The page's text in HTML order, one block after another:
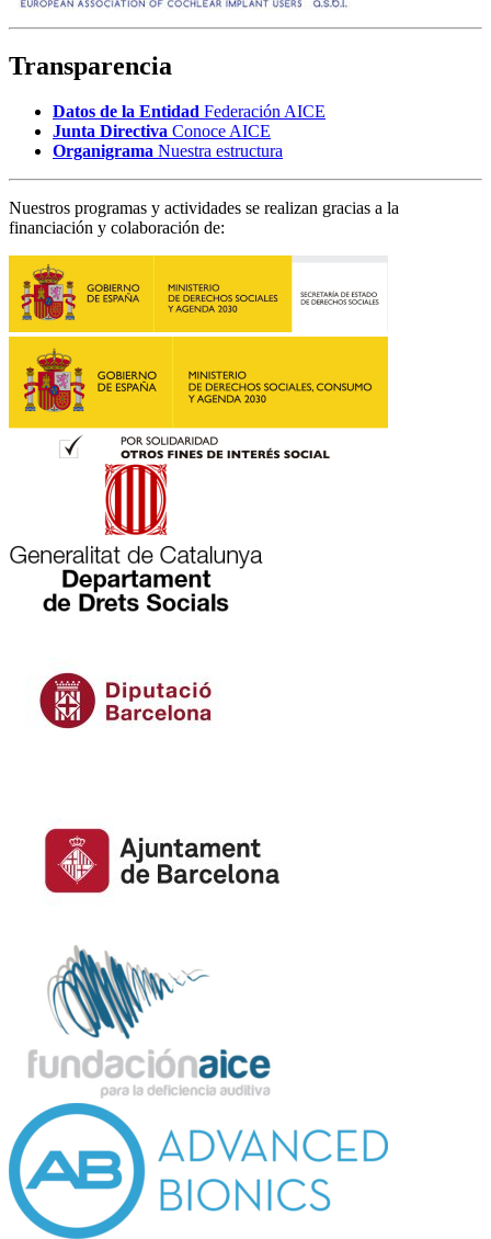
Transparencia
Datos de la Entidad Federación AICE
Junta Directiva Conoce AICE
Organigrama Nuestra estructura
Nuestros programas y actividades se realizan gracias a la
financiación y colaboración de: